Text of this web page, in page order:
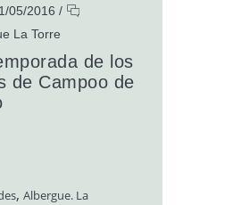
05/2016 /
La Torre
de los
de Campoo de
, Albergue. La